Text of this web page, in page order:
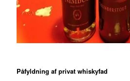
Påfyldning af privat whiskyfad